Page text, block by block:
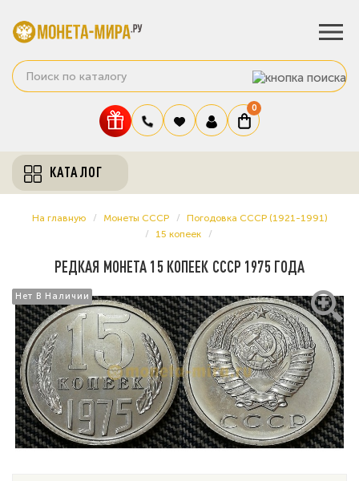
0
КАТАЛОГ
На главную Монеты СССР
Погодовка СССР (1921-1991)
15 копеек
РЕДКАЯ МОНЕТА 15 КОПЕЕК СССР 1975 ГОДА
Нет В Наличии
Нет В Наличии